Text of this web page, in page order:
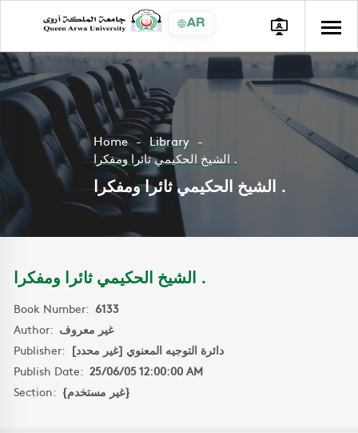
AR
Home
Library
الشيخ الحكيمي ثائرا ومفكرا .
الشيخ الحكيمي ثائرا ومفكرا .
الشيخ الحكيمي ثائرا ومفكرا .
Book Number: 6133
Author: غير معروف
Publisher: دائرة التوجيه المعنوي [غير محدد]
Publish Date: 25/06/05 12:00:00 AM
Section:
{غير مستخدم}